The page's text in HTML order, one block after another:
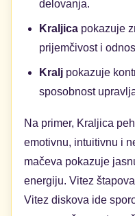
delovanja.
Kraljica pokazuje
prijemčivost i
Kralj pokazuje
sposobnost
Na primer, Kraljica
emotivnu, intuitivnu i
mačeva pokazuje
energiju. Vitez
Vitez diskova ide